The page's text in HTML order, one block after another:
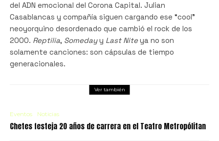
del ADN emocional del Corona Capital. Julian
Casablancas y compañía siguen cargando ese “cool”
neoyorquino desordenado que cambió el rock de los
2000. Reptilia, Somedayy Last Nite ya no son
solamente canciones: son cápsulas de tiempo
generacionales.
Ver también
Eventos Noticias
Chetes festeja 20 años de carrera en el Teatro Metropólitan